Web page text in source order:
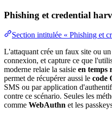
Phishing et credential
Section intitulée « Phishing et
L'attaquant crée un faux site ou
connexion, et capture ce que l'
moderne relaie la saisie en temps
permet de récupérer aussi le code
SMS ou par application
contre ce scénario. Seules les
comme WebAuthn et les